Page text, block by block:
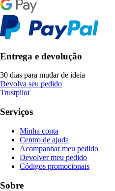
Entrega e devolução
30 dias para mudar de ideia
Devolva seu pedido
Trustpilot
Serviços
Minha conta
Centro de ajuda
Acompanhar meu pedido
Devolver meu pedido
Códigos promocionais
Sobre